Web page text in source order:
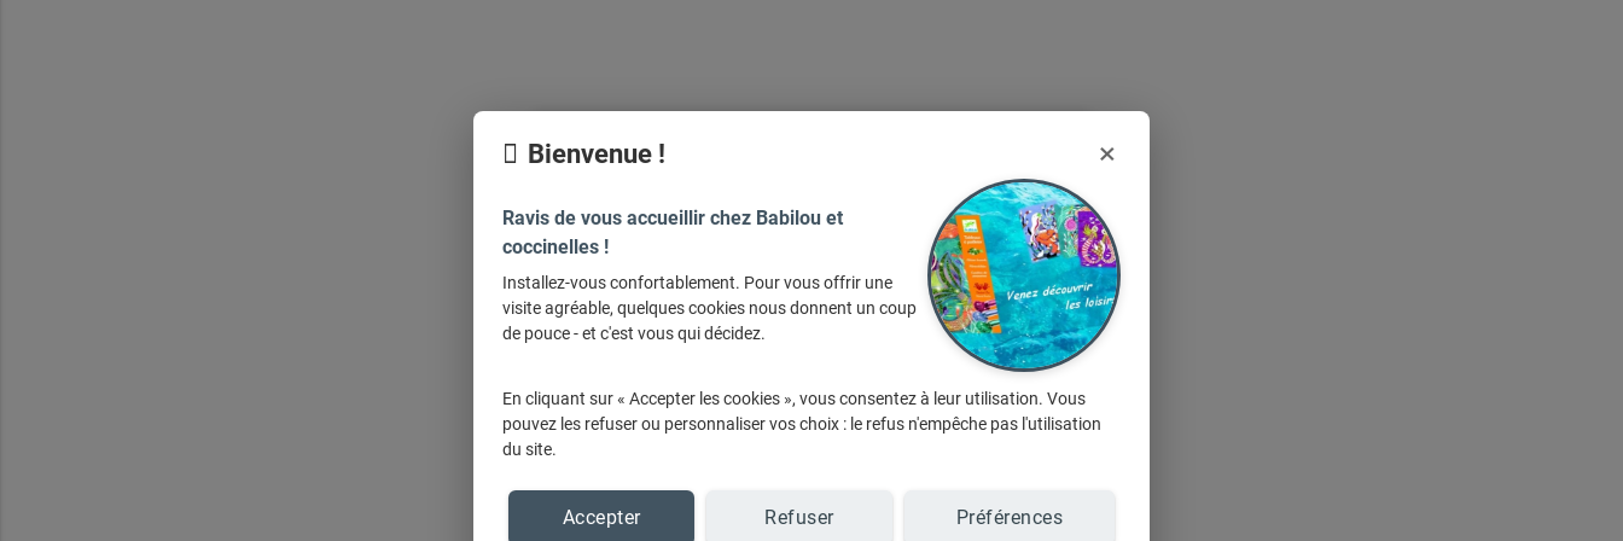
Aucun événement en cours.
Revenez prochainement pour découvrir nos
prochaines actualités.
Bienvenue ! ×
Ravis de vous accueillir chez Babilou et
coccinelles !
Installez-vous confortablement. Pour vous offrir une
visite agréable, quelques cookies nous donnent un coup
de pouce - et c'est vous qui décidez.
En cliquant sur « Accepter les cookies », vous consentez à leur utilisation. Vous
pouvez les refuser ou personnaliser vos choix : le refus n'empêche pas l'utilisation
du site.
Accepter Refuser Préférences